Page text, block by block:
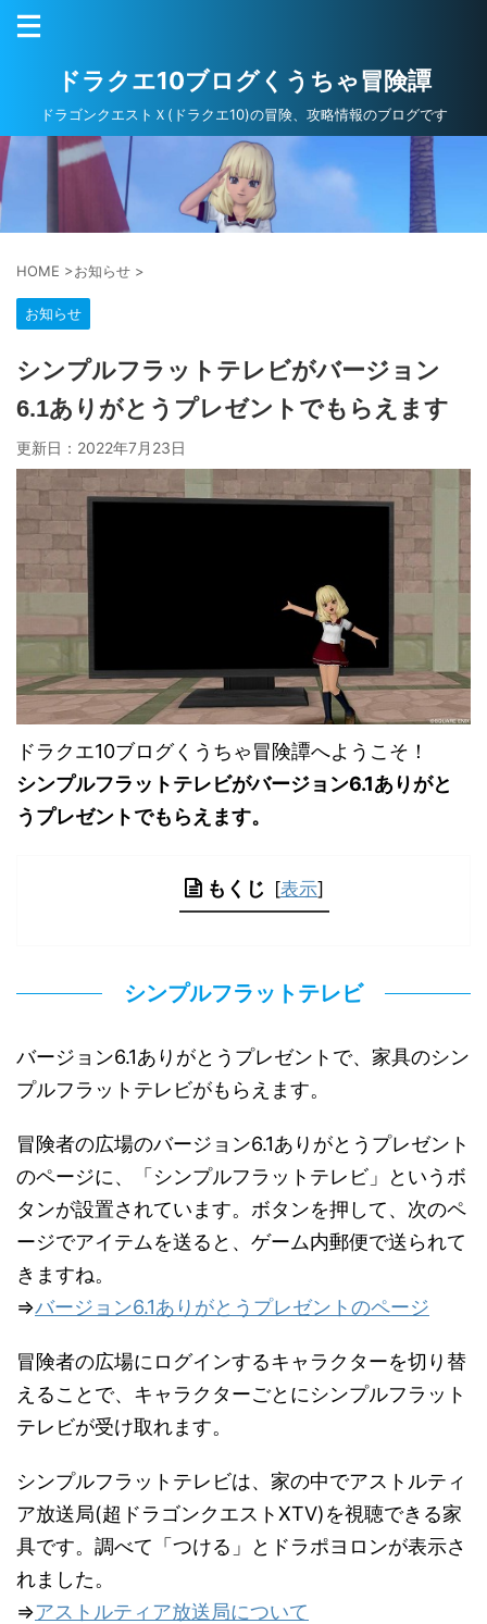
ドラクエ10ブログくうちゃ冒険譚
ドラゴンクエストＸ(ドラクエ10)の冒険、攻略情報のブログです
HOME >お知らせ >
お知らせ
シンプルフラットテレビがバージョン
6.1ありがとうプレゼントでもらえます
更新日： 2022年7月23日
ドラクエ10ブログくうちゃ冒険譚へようこそ！
シンプルフラットテレビがバージョン6.1ありがと
うプレゼントでもらえます。
もくじ [表示]
シンプルフラットテレビ
バージョン6.1ありがとうプレゼントで、家具のシン
プルフラットテレビがもらえます。
冒険者の広場のバージョン6.1ありがとうプレゼント
のページに、「シンプルフラットテレビ」というボ
タンが設置されています。ボタンを押して、次のペ
ージでアイテムを送ると、ゲーム内郵便で送られて
きますね。
⇒バージョン6.1ありがとうプレゼントのページ
冒険者の広場にログインするキャラクターを切り替
えることで、キャラクターごとにシンプルフラット
テレビが受け取れます。
シンプルフラットテレビは、家の中でアストルティ
ア放送局(超ドラゴンクエストXTV)を視聴できる家
具です。調べて「つける」とドラポヨロンが表示さ
れました。
⇒アストルティア放送局について